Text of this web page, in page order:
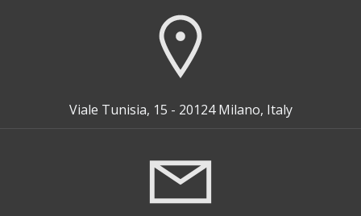
Viale Tunisia, 15 - 20124 Milano, Italy